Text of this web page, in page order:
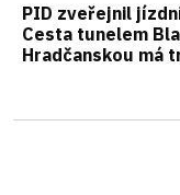
PID zveřejnil
Cesta tunelem
Hradčanskou má